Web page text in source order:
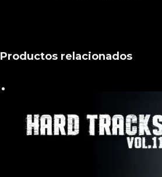
Productos relacionados